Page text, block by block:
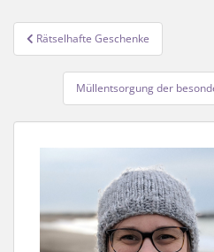
Beitragsnavigation
Rätselhafte Geschenke
Müllentsorgung der